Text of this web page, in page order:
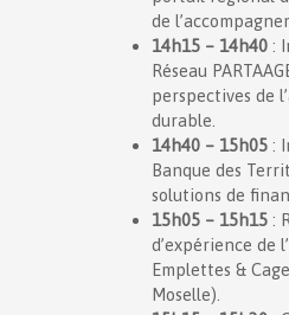
de
14h15 – 14h40:
Réseau
perspectives de
durable.
14h40 – 15h05:
Banque des
solutions de
15h05 – 15h15:
d’expérience de
Emplettes &
Moselle).